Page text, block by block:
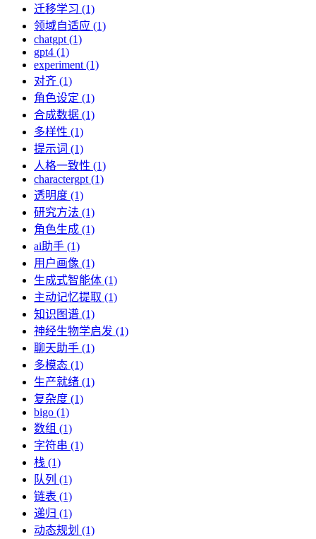
迁移学习 (1)
领域自适应 (1)
chatgpt (1)
gpt4 (1)
experiment (1)
对齐 (1)
角色设定 (1)
合成数据 (1)
多样性 (1)
提示词 (1)
人格一致性 (1)
charactergpt (1)
透明度 (1)
研究方法 (1)
角色生成 (1)
ai助手 (1)
用户画像 (1)
生成式智能体 (1)
主动记忆提取 (1)
知识图谱 (1)
神经生物学启发 (1)
聊天助手 (1)
多模态 (1)
生产就绪 (1)
复杂度 (1)
bigo (1)
数组 (1)
字符串 (1)
栈 (1)
队列 (1)
链表 (1)
递归 (1)
动态规划 (1)